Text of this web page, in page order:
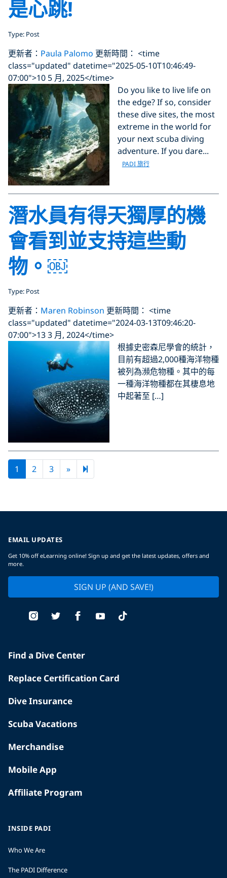
是心跳!
Type: Post
更新者： Paula Palomo 更新時間： <time
class="updated" datetime="2025-05-10T10:46:49-
07:00">10 5 月, 2025</time>
Do you like to live life on
the edge? If so, consider
these dive sites, the most
extreme in the world for
your next scuba diving
adventure. If you dare...
PADI 旅行
潛水員有得天獨厚的機
會看到並支持這些動
物。￼
Type: Post
更新者： Maren Robinson 更新時間： <time
class="updated" datetime="2024-03-13T09:46:20-
07:00">13 3 月, 2024</time>
根據史密森尼學會的統計，
目前有超過2,000種海洋物種
被列為瀕危物種。其中的每
一種海洋物種都在其棲息地
中起著至 […]
1 2 3 »Next page
5
EMAIL UPDATES
Get 10% off eLearning online! Sign up and get the latest updates, offers and
more.
SIGN UP (AND SAVE!)
Find a Dive Center
Replace Certification Card
Dive Insurance
Scuba Vacations
Merchandise
Mobile App
Affiliate Program
INSIDE PADI
Who We Are
The PADI Difference